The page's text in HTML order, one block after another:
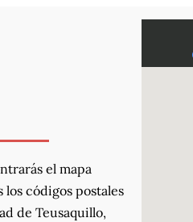
el mapa
códigos postales
de Teusaquillo,